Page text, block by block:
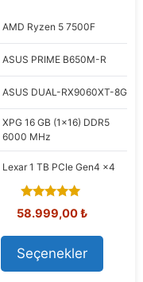
AMD Ryzen 5 7500F
ASUS PRIME B650M-R
ASUS DUAL-RX9060XT-8G
XPG 16 GB (1x16) DDR5
6000 MHz
Lexar 1 TB PCIe Gen4 x4
5.00
out of 5
Orijinal
63.060,99 ₺.
58.999,00₺Şu
Seçenekler